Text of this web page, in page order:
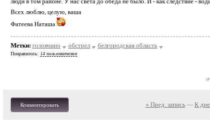
Всех люблю, целую, ваша
Фатеева Наташа
Метки: головчино обстрел белгородская область
Понравилось: 14 пользователям
Комментировать « Пред. запись— К